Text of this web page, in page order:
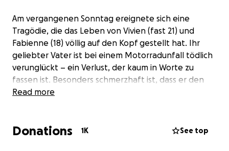
Am vergangenen Sonntag ereignete sich eine
Tragödie, die das Leben von Vivien (fast 21) und
Fabienne (18) völlig auf den Kopf gestellt hat. Ihr
geliebter Vater ist bei einem Motorradunfall tödlich
verunglückt – ein Verlust, der kaum in Worte zu
fassen ist. Besonders schmerzhaft ist, dass er den
Unfall nicht selbst verschuldet hat.
ihrem Papa im gemeinsamen Haus, das ihnen
Read more
Donations 1K See top